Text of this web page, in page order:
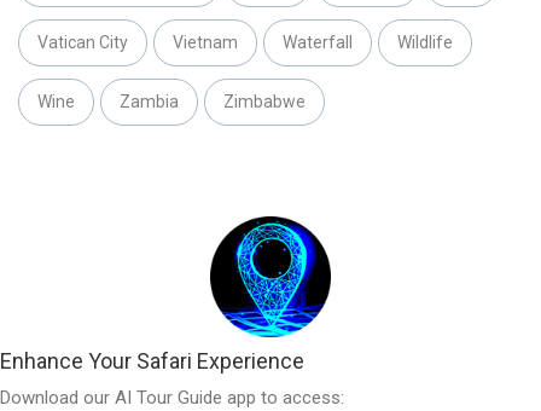
Vatican City Vietnam Waterfall Wildlife
Wine Zambia Zimbabwe
Enhance Your Safari Experience
Download our AI Tour Guide app to access: